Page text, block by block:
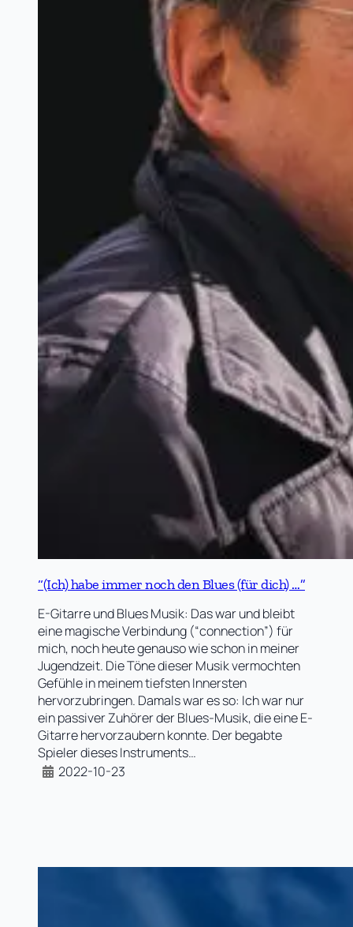
“(Ich) habe immer noch den Blues (für dich) …”
E-Gitarre und Blues Musik: Das war und bleibt
eine magische Verbindung (“connection”) für
mich, noch heute genauso wie schon in meiner
Jugendzeit. Die Töne dieser Musik vermochten
Gefühle in meinem tiefsten Innersten
hervorzubringen. Damals war es so: Ich war nur
ein passiver Zuhörer der Blues-Musik, die eine E-
Gitarre hervorzaubern konnte. Der begabte
Spieler dieses Instruments…
2022-10-23